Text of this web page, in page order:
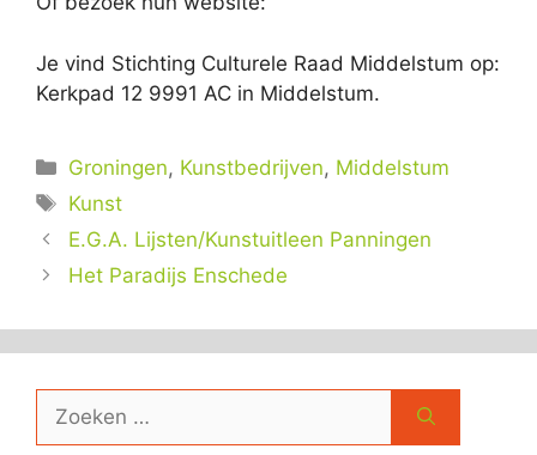
Je vind Stichting Culturele Raad Middelstum op:
Kerkpad 12 9991 AC in Middelstum.
Categorieën
Groningen, Kunstbedrijven, Middelstum
Tags
Kunst
E.G.A. Lijsten/Kunstuitleen Panningen
Het Paradijs Enschede
naar: